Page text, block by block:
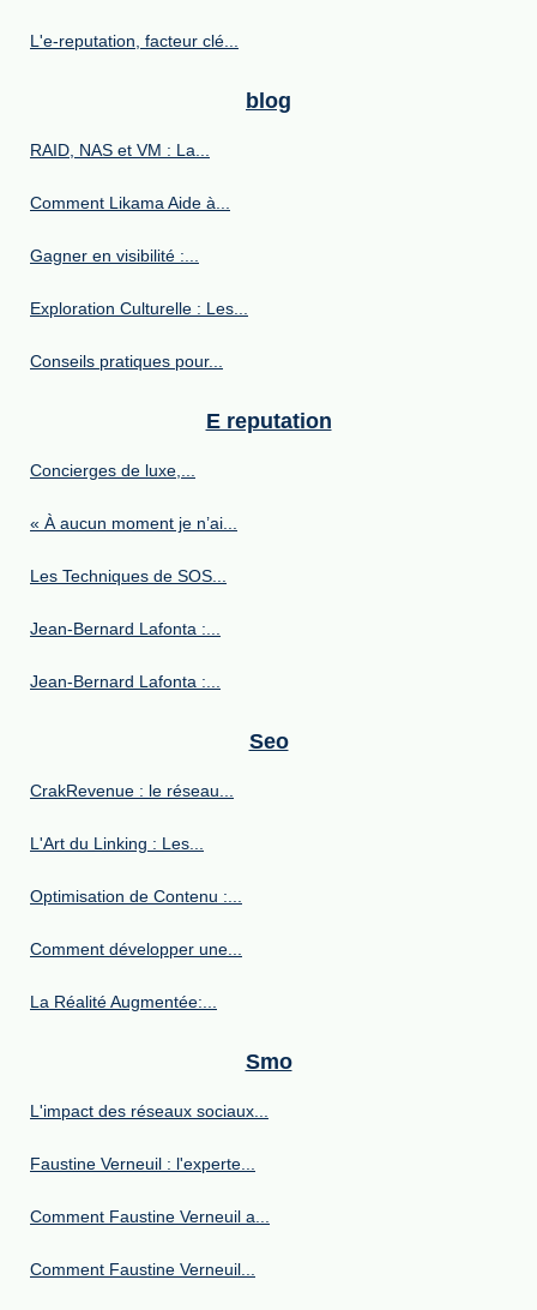
L'e-reputation, facteur clé...
blog
RAID, NAS et VM : La...
Comment Likama Aide à...
Gagner en visibilité :...
Exploration Culturelle : Les...
Conseils pratiques pour...
E reputation
Concierges de luxe,...
« À aucun moment je n’ai...
Les Techniques de SOS...
Jean-Bernard Lafonta :...
Jean-Bernard Lafonta :...
Seo
CrakRevenue : le réseau...
L'Art du Linking : Les...
Optimisation de Contenu :...
Comment développer une...
La Réalité Augmentée:...
Smo
L'impact des réseaux sociaux...
Faustine Verneuil : l'experte...
Comment Faustine Verneuil a...
Comment Faustine Verneuil...